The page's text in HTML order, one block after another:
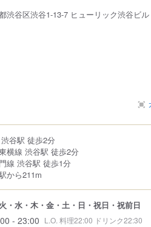
渋谷区渋谷1-13-7 ヒューリック渋谷ビ
渋谷駅 徒歩2分
横線 渋谷駅 徒歩2分
線 渋谷駅 徒歩1分
から211m
・水・木・金・土・日・祝日・祝前日
- 23:00 L.O. 料理22:00 ドリンク22:30